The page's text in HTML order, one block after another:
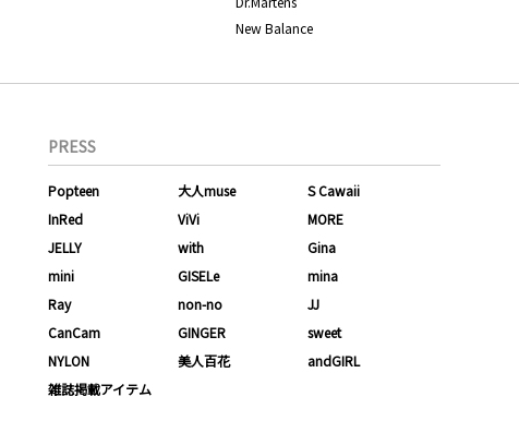
New Balance
PRESS
Popteen 大人muse
S Cawaii
InRed
ViVi
MORE
JELLY
with
Gina
mini
GISELe
mina
Ray
non-no
JJ
CanCam
GINGER
sweet
NYLON
美人百花
andGIRL
雑誌掲載アイテム